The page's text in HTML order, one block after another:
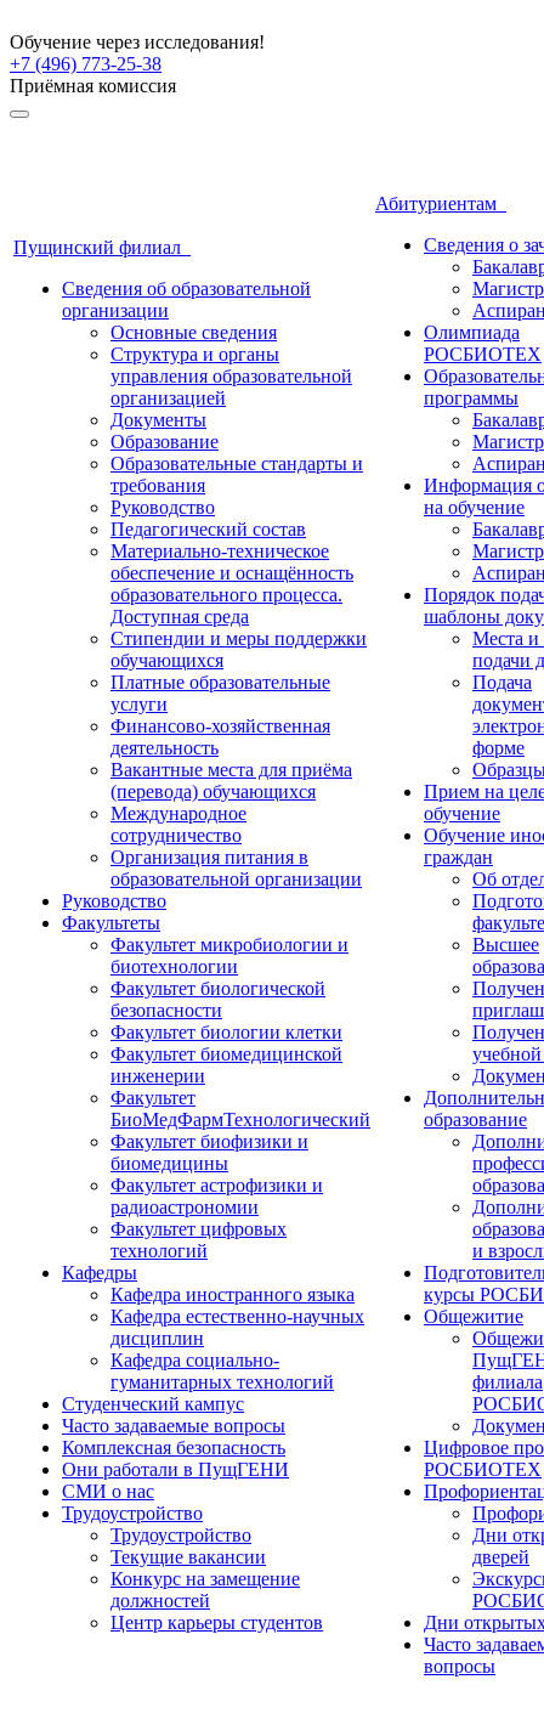
Обучение через исследования!
+7 (496) 773-25-38
Приёмная комиссия
Пущинский филиал
Сведения об образовательной
организации
Основные сведения
Структура и органы
управления образовательной
организацией
Документы
Образование
Образовательные стандарты и
требования
Руководство
Педагогический состав
Материально-техническое
обеспечение и оснащённость
образовательного процесса.
Доступная среда
Стипендии и меры поддержки
обучающихся
Платные образовательные
услуги
Финансово-хозяйственная
деятельность
Вакантные места для приёма
(перевода) обучающихся
Международное
сотрудничество
Организация питания в
образовательной организации
Руководство
Факультеты
Факультет микробиологии и
биотехнологии
Факультет биологической
безопасности
Факультет биологии клетки
Факультет биомедицинской
инженерии
Факультет
БиоМедФармТехнологический
Факультет биофизики и
биомедицины
Факультет астрофизики и
радиоастрономии
Факультет цифровых
технологий
Кафедры
Кафедра иностранного языка
Кафедра естественно-научных
дисциплин
Кафедра социально-
гуманитарных технологий
Студенческий кампус
Часто задаваемые вопросы
Комплексная безопасность
Они работали в ПущГЕНИ
СМИ о нас
Трудоустройство
Трудоустройство
Текущие вакансии
Конкурс на замещение
должностей
Центр карьеры студентов
Абитуриентам
Сведения о
Олимпиада
РОСБИОТЕХ
программы
Информация
на обучение
Порядок
шаблоны
Места и
подачи
Подача
форме
Прием на
обучение
Обучение
граждан
Об
Высшее
образование
и
курсы
Общежитие
филиала
Цифровое
РОСБИОТЕХ
Дни
дверей
Дни
Часто
вопросы